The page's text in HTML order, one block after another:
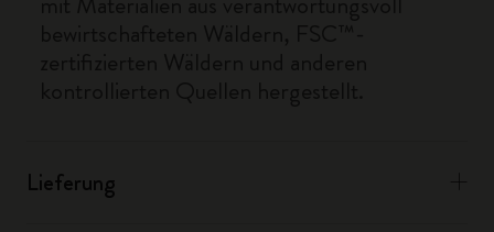
Lieferung